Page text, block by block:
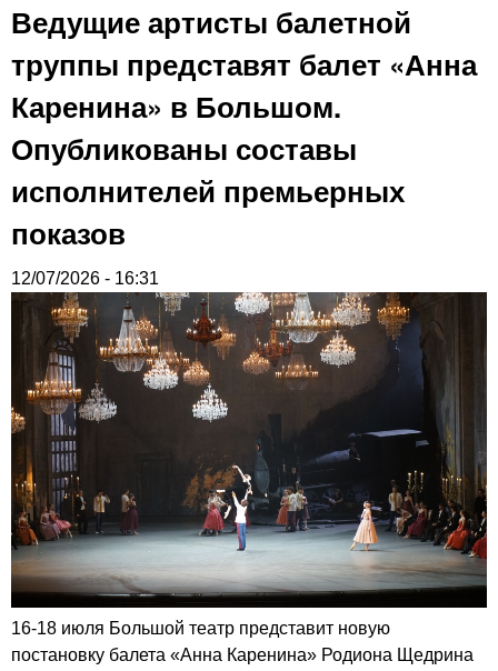
Ведущие артисты балетной
труппы представят балет «Анна
Каренина» в Большом.
Опубликованы составы
исполнителей премьерных
показов
12/07/2026 - 16:31
16-18 июля Большой театр представит новую
постановку балета «Анна Каренина» Родиона Щедрина